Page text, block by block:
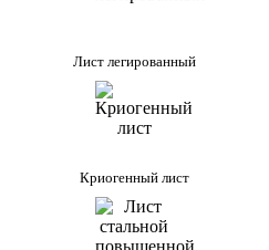
Лист легированный
Криогенный лист